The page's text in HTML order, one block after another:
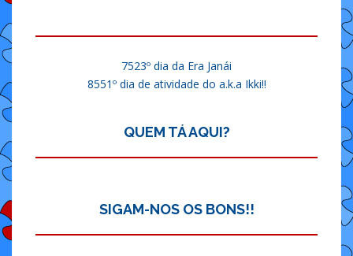
7523º dia da Era Janái
8551º dia de atividade do a.k.a Ikki!!
QUEM TÁ AQUI?
SIGAM-NOS OS BONS!!